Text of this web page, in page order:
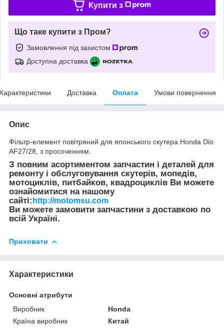
Купити з
Що таке купити з Пром?
Замовлення під захистом
Доступна доставка
Доставка Оплата Умови повернення
Опис
Фільтр-елемент повітряний для японського скутера Honda Dio
AF27/28, з просоченням.
З повним асортиментом запчастин і деталей для
ремонту і обслуговування скутерів, мопедів,
мотоциклів, питбайков, квадроциклів Ви можете
ознайомитися на нашому
сайті: http://motomsu.com
Ви можете замовити запчастини з доставкою по
всій Україні.
Приховати
Характеристики
Основні атрибути
Виробник
Honda
Країна виробник
Китай